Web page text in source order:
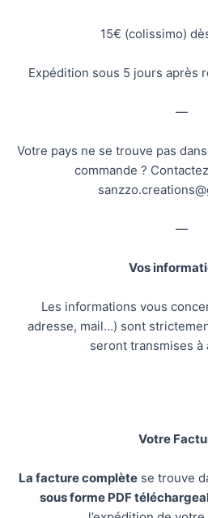
15€ (colissimo)
Expédition sous 5 jours après
—
Votre pays ne se trouve pas
commande ?
—
Vos
Les informations vous
adresse, mail…) sont
seront transmises à
Votre
La facture complète se trouve
sous forme PDF